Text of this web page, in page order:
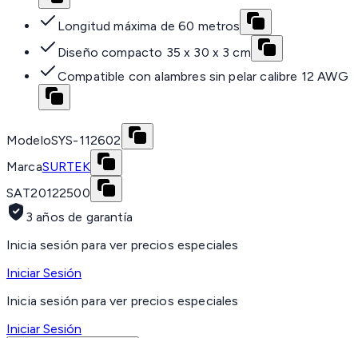
Longitud máxima de 60 metros
Diseño compacto 35 x 30 x 3 cm
Compatible con alambres sin pelar calibre 12 AWG
ModeloSYS-112602
MarcaSURTEK
SAT20122500
3 años de garantía
Inicia sesión para ver precios especiales
Iniciar Sesión
Inicia sesión para ver precios especiales
Iniciar Sesión